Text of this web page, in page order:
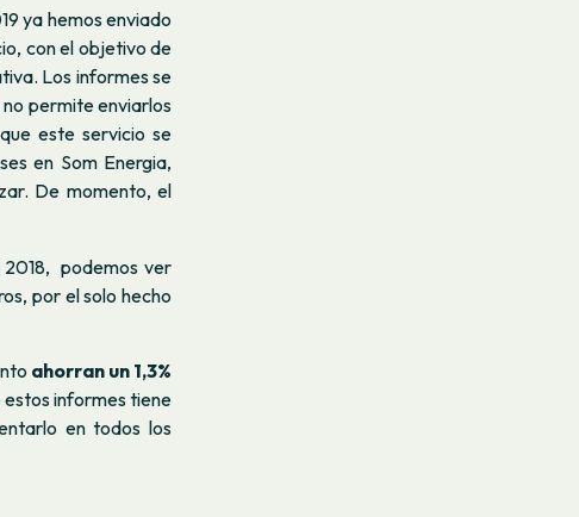
ya hemos enviado
con el objetivo de
Los informes se
permite enviarlos
este servicio se
en Som Energia,
De momento, el
2018, podemos ver
por el solo hecho
ahorran un 1,3%
estos informes tiene
en todos los